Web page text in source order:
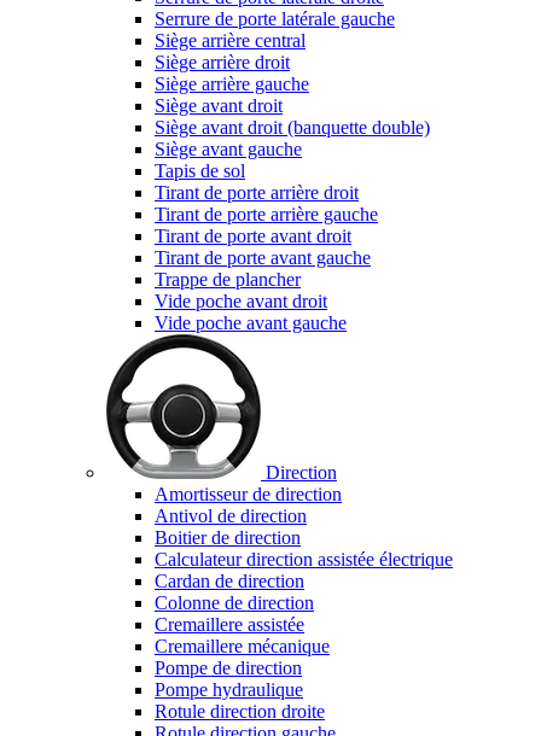
Serrure de porte latérale gauche
Siège arrière central
Siège arrière droit
Siège arrière gauche
Siège avant droit
Siège avant droit (banquette double)
Siège avant gauche
Tapis de sol
Tirant de porte arrière droit
Tirant de porte arrière gauche
Tirant de porte avant droit
Tirant de porte avant gauche
Trappe de plancher
Vide poche avant droit
Vide poche avant gauche
Direction
Amortisseur de direction
Antivol de direction
Boitier de direction
Calculateur direction assistée électrique
Cardan de direction
Colonne de direction
Cremaillere assistée
Cremaillere mécanique
Pompe de direction
Pompe hydraulique
Rotule direction droite